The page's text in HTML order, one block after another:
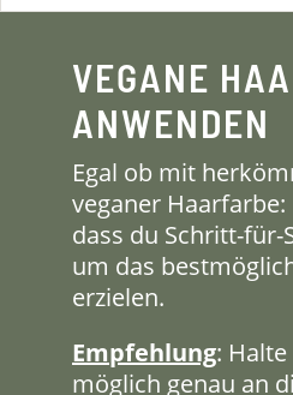
VEGANE
ANWENDEN
Egal ob mit
veganer Haarfarbe:
dass du Schritt-
um das
erzielen.
Empfehlung:
möglich genau an